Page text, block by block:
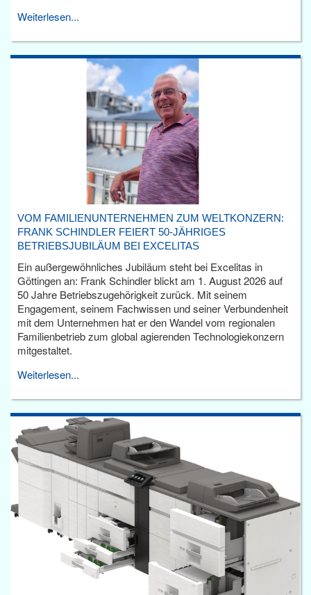
Weiterlesen...
VOM FAMILIENUNTERNEHMEN ZUM WELTKONZERN:
FRANK SCHINDLER FEIERT 50-JÄHRIGES
BETRIEBSJUBILÄUM BEI EXCELITAS
Ein außergewöhnliches Jubiläum steht bei Excelitas in
Göttingen an: Frank Schindler blickt am 1. August 2026 auf
50 Jahre Betriebszugehörigkeit zurück. Mit seinem
Engagement, seinem Fachwissen und seiner Verbundenheit
mit dem Unternehmen hat er den Wandel vom regionalen
Familienbetrieb zum global agierenden Technologiekonzern
mitgestaltet.
Weiterlesen...